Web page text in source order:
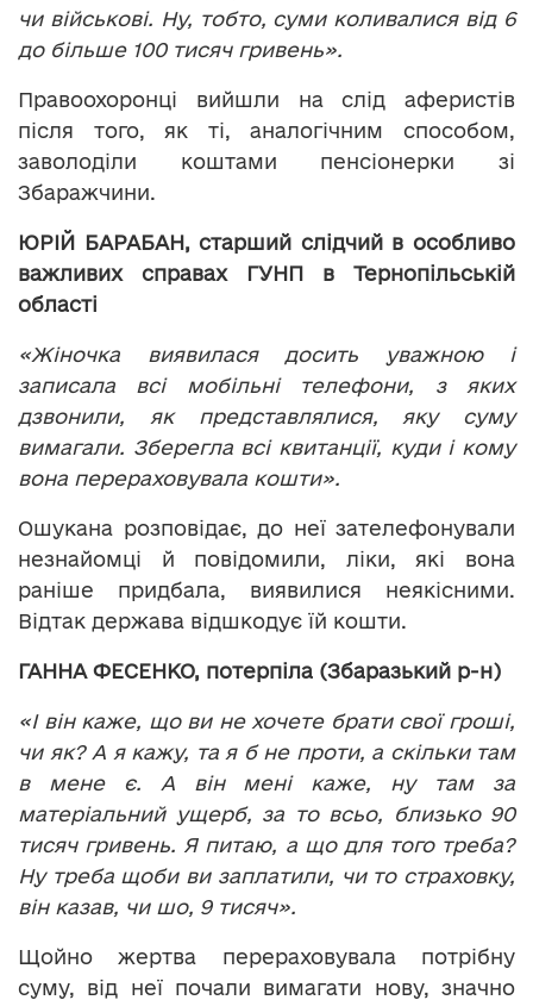
чи військові. Ну, тобто, суми коливалися від 6
до більше 100 тисяч гривень».
Правоохоронці вийшли на слід аферистів
після того, як ті, аналогічним способом,
заволоділи коштами пенсіонерки зі
Збаражчини.
ЮРІЙ БАРАБАН, старший слідчий в особливо
важливих справах ГУНП в Тернопільській
області
«Жіночка виявилася досить уважною і
записала всі мобільні телефони, з яких
дзвонили, як представлялися, яку суму
вимагали. Зберегла всі квитанції, куди і кому
вона перераховувала кошти».
Ошукана розповідає, до неї зателефонували
незнайомці й повідомили, ліки, які вона
раніше придбала, виявилися неякісними.
Відтак держава відшкодує їй кошти.
ГАННА ФЕСЕНКО, потерпіла (Збаразький р-н)
«І він каже, що ви не хочете брати свої гроші,
чи як? А я кажу, та я б не проти, а скільки там
в мене є. А він мені каже, ну там за
матеріальний ущерб, за то всьо, близько 90
тисяч гривень. Я питаю, а що для того треба?
Ну треба щоби ви заплатили, чи то страховку,
він казав, чи шо, 9 тисяч».
Щойно жертва перераховувала потрібну
суму, від неї почали вимагати нову, значно